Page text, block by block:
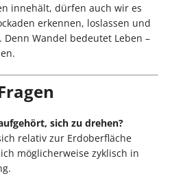
innehält, dürfen auch wir es
erkennen, loslassen und
Wandel bedeutet Leben –
sich zu drehen?
relativ zur Erdoberfläche
möglicherweise zyklisch in